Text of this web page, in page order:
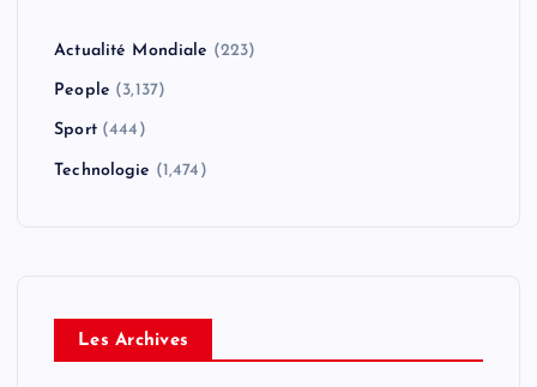
Actualité Mondiale (223)
People (3,137)
Sport(444)
Technologie (1,474)
Les Archives